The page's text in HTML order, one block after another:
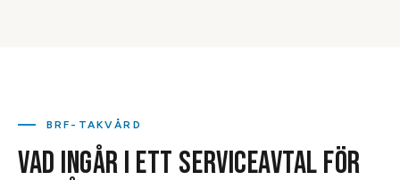
BRF-TAKVÅRD
VAD INGÅR I ETT SERVICEAVTAL FÖR